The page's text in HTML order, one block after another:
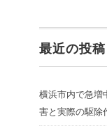
最近の投稿
横浜市内で急増
害と実際の駆除